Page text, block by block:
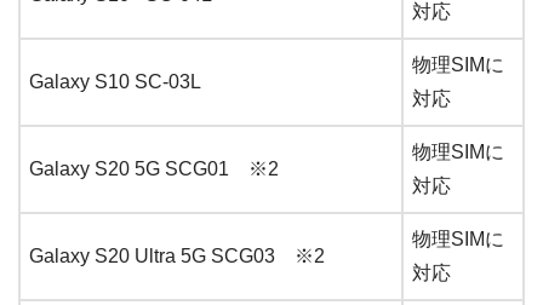
対応
Galaxy S10 SC-03L
物理SIMに
対応
Galaxy S20 5G SCG01 ※2
物理SIMに
対応
Galaxy S20 Ultra 5G SCG03 ※2
物理SIMに
対応